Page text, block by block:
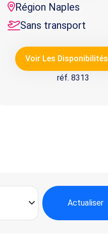
Région Naples
Sans transport
Voir Les Disponibilités
réf. 8313
Actualiser